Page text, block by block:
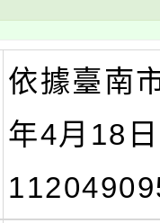
依據臺南
年4月18